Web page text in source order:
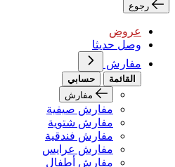
رجوع
عروض
وصل حديثا
مفارش
القائمة
حسابي
مفارش
مفارش صيفية
مفارش شتوية
مفارش فندقية
مفارش عرايس
مفارش أطفال